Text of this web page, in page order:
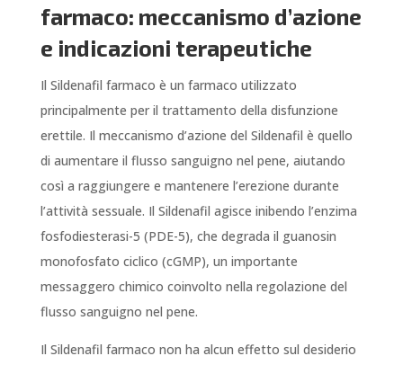
farmaco: meccanismo d’azione
e indicazioni terapeutiche
Il Sildenafil farmaco è un farmaco utilizzato
principalmente per il trattamento della disfunzione
erettile. Il meccanismo d’azione del Sildenafil è quello
di aumentare il flusso sanguigno nel pene, aiutando
così a raggiungere e mantenere l’erezione durante
l’attività sessuale. Il Sildenafil agisce inibendo l’enzima
fosfodiesterasi-5 (PDE-5), che degrada il guanosin
monofosfato ciclico (cGMP), un importante
messaggero chimico coinvolto nella regolazione del
flusso sanguigno nel pene.
Il Sildenafil farmaco non ha alcun effetto sul desiderio